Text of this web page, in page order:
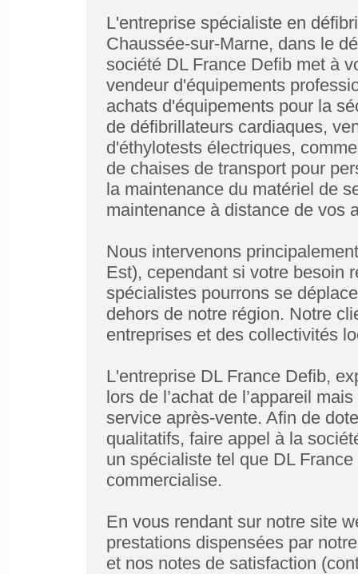
L'entreprise spécialiste en
Chaussée-sur-Marne, dans le
société DL France Defib met à
vendeur d'équipements
achats d'équipements pour la
de défibrillateurs cardiaques,
d'éthylotests électriques,
de chaises de transport pour
la maintenance du matériel de
maintenance à distance de vos
Nous intervenons
Est), cependant si votre besoin
spécialistes pourrons se
dehors de notre région. Notre
entreprises et des collectivités
L'entreprise DL France Defib,
lors de l’achat de l’appareil
service après-vente. Afin de
qualitatifs, faire appel à la
un spécialiste tel que DL
commercialise.
En vous rendant sur notre site
prestations dispensées par
et nos notes de satisfaction